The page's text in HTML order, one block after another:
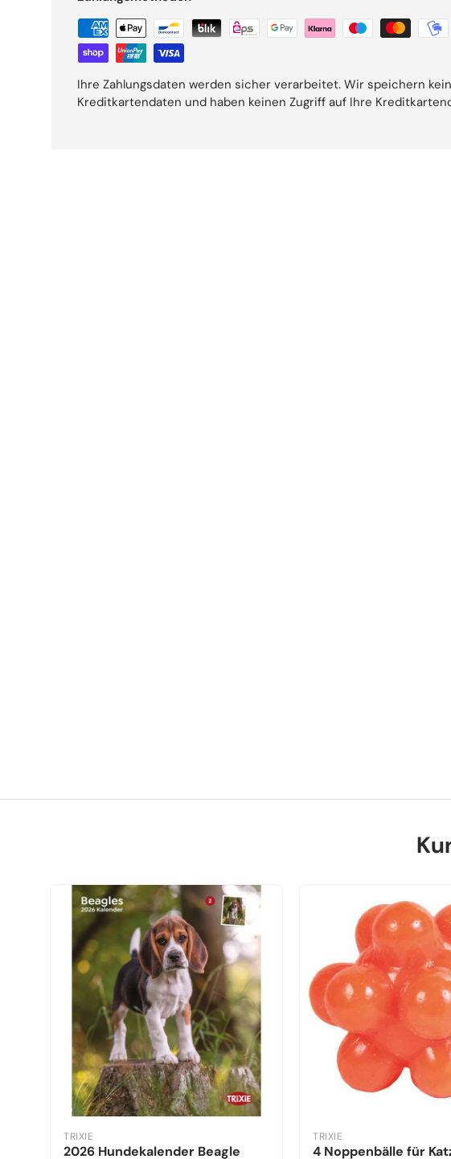
Ihre Zahlungsdaten werden sicher verarbeitet. Wir speichern
Kreditkartendaten und haben keinen Zugriff auf Ihre
TRIXIE
2026 Hundekalender Beagle
TRIXIE
4 Noppenbälle für